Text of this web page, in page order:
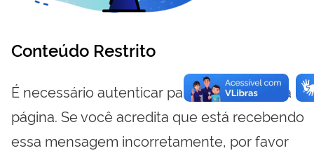
Conteúdo Restrito
É necessário autenticar para visualizar essa
página. Se você acredita que está recebendo
essa mensagem incorretamente, por favor